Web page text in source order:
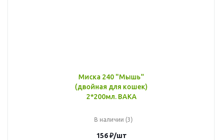
Миска 240 "Мышь"
(двойная для кошек)
2*200мл. ВАКА
В наличии (3)
156₽/шт